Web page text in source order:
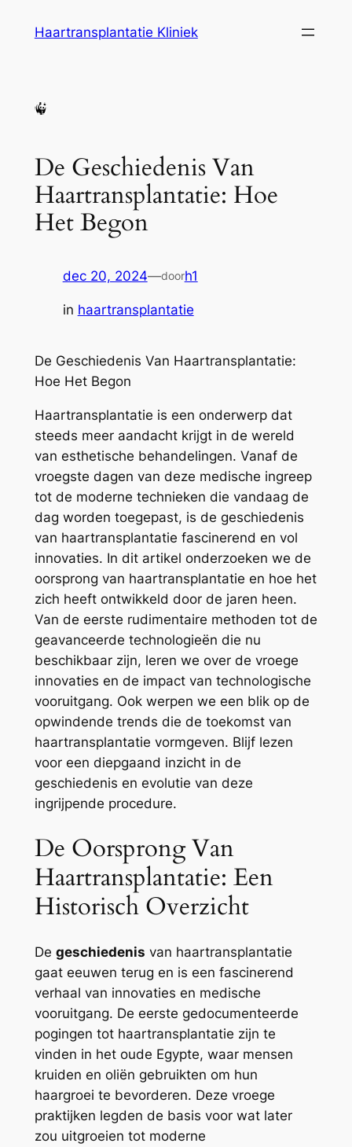
Haartransplantatie Kliniek
De Geschiedenis Van
Haartransplantatie: Hoe
Het Begon
dec 20, 2024—doorh1
in haartransplantatie
De Geschiedenis Van Haartransplantatie:
Hoe Het Begon
Haartransplantatie is een onderwerp dat
steeds meer aandacht krijgt in de wereld
van esthetische behandelingen. Vanaf de
vroegste dagen van deze medische ingreep
tot de moderne technieken die vandaag de
dag worden toegepast, is de geschiedenis
van haartransplantatie fascinerend en vol
innovaties. In dit artikel onderzoeken we de
oorsprong van haartransplantatie en hoe het
zich heeft ontwikkeld door de jaren heen.
Van de eerste rudimentaire methoden tot de
geavanceerde technologieën die nu
beschikbaar zijn, leren we over de vroege
innovaties en de impact van technologische
vooruitgang. Ook werpen we een blik op de
opwindende trends die de toekomst van
haartransplantatie vormgeven. Blijf lezen
voor een diepgaand inzicht in de
geschiedenis en evolutie van deze
ingrijpende procedure.
De Oorsprong Van
Haartransplantatie: Een
Historisch Overzicht
De geschiedenis van haartransplantatie
gaat eeuwen terug en is een fascinerend
verhaal van innovaties en medische
vooruitgang. De eerste gedocumenteerde
pogingen tot haartransplantatie zijn te
vinden in het oude Egypte, waar mensen
kruiden en oliën gebruikten om hun
haargroei te bevorderen. Deze vroege
praktijken legden de basis voor wat later
zou uitgroeien tot moderne